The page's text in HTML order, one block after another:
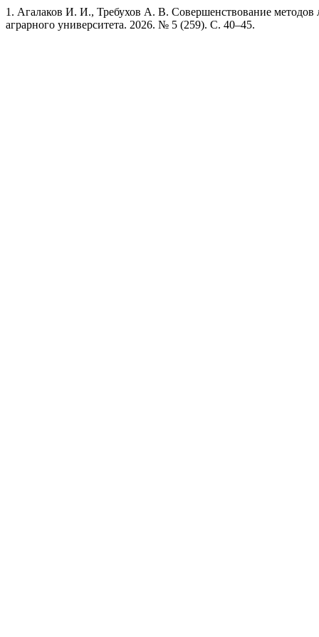
1. Агалаков И. И., Требухов А. В. Совершенствование методов
аграрного университета. 2026. № 5 (259). С. 40–45.